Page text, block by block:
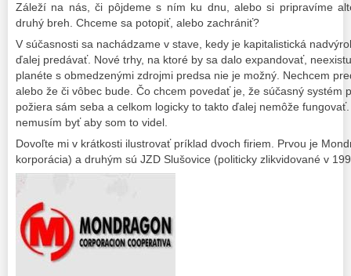
Záleží na nás, či pôjdeme s ním ku dnu, alebo si pripravíme
druhý breh. Chceme sa potopiť, alebo zachrániť?
V súčasnosti sa nachádzame v stave, kedy je kapitalistická
ďalej predávať. Nové trhy, na ktoré by sa dalo expandovať,
planéte s obmedzenými zdrojmi predsa nie je možný. Nechcem
alebo že či vôbec bude. Čo chcem povedať je, že súčasný systém
požiera sám seba a celkom logicky to takto ďalej nemôže
nemusím byť aby som to videl.
Dovoľte mi v krátkosti ilustrovať príklad dvoch firiem. Prvou je
korporácia) a druhým sú JZD Slušovice (politicky zlikvidované v